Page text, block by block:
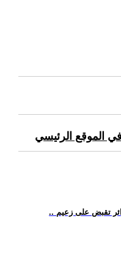
الموقع الرئيسي
تقبض على زعيم